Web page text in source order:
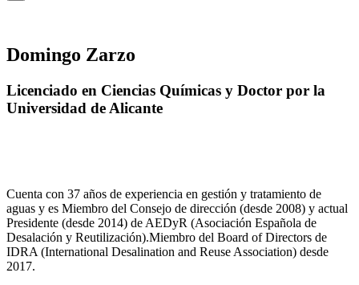
Domingo Zarzo
Licenciado en Ciencias Químicas y Doctor por la
Universidad de Alicante
Cuenta con 37 años de experiencia en gestión y tratamiento de
aguas y es Miembro del Consejo de dirección (desde 2008) y actual
Presidente (desde 2014) de AEDyR (Asociación Española de
Desalación y Reutilización).Miembro del Board of Directors de
IDRA (International Desalination and Reuse Association) desde
2017.